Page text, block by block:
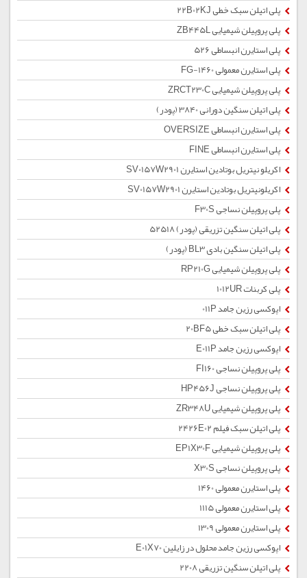
پلی اتیلن سبک خطی 22B02KJ
پلی پروپیلن شیمیایی ZB445L
پلی استایرن انبساطی 526
پلی استایرن معمولی 1460-FG
پلی پروپیلن شیمیایی ZRCT230C
پلی اتیلن سنگین دورانی 3840 (پودر)
پلی استایرن انبساطی OVERSIZE
پلی استایرن انبساطی FINE
اکریلو نیتریل بوتادین استایرن SV0157W2901
اکریلونیتریل بوتادین استایرن SV0157W2901
پلی پروپیلن نساجی F30S
پلی اتیلن سنگین تزریقی (پودر) 52518
پلی اتیلن سنگین بادی BL3 (پودر)
پلی پروپیلن شیمیایی RP210G
پلی کربنات 1012UR
اپوکسی رزین جامد 011P
پلی اتیلن سبک خطی 20BF5
اپوکسی رزین جامد E011P
پلی پروپیلن نساجی FI160
پلی پروپیلن نساجی HP456J
پلی پروپیلن شیمیایی ZR348U
پلی اتیلن سبک فیلم 2426E02
پلی پروپیلن شیمیایی EP1X30F
پلی پروپیلن نساجی X30S
پلی استایرن معمولی 1460
پلی استایرن معمولی 1115
پلی استایرن معمولی 1309
اپوکسی رزین جامد محلول در زایلین E01X70
پلی اتیلن سنگین تزریقی 2208